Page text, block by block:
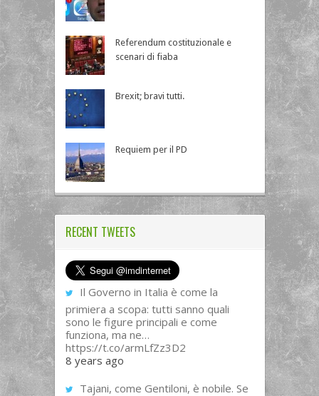
Referendum costituzionale e
scenari di fiaba
Brexit; bravi tutti.
Requiem per il PD
RECENT TWEETS
Il Governo in Italia è come la
primiera a scopa: tutti sanno quali
sono le figure principali e come
funziona, ma ne…
https://t.co/armLfZz3D2
8 years ago
Tajani, come Gentiloni, è nobile. Se